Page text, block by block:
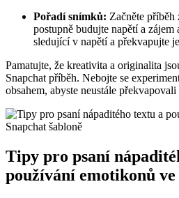
Pořadí snímků: Začněte příběh
postupně budujte napětí a
sledující v napětí a překvapujte
Pamatujte, že kreativita a originalita
Snapchat příběh. Nebojte se
obsahem, abyste neustále
Tipy pro psaní
používání emotikonů ve